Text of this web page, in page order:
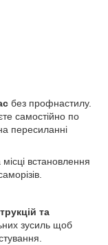
без профнастилу.
самостійно по
пересиланні
встановлення
та
зусиль щоб